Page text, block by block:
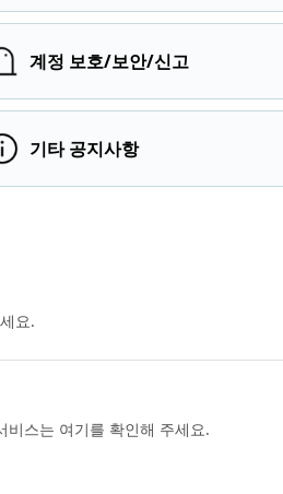
계정 보호/보안/신고
기타 공지사항
요.
비스는 여기를 확인해 주세요.